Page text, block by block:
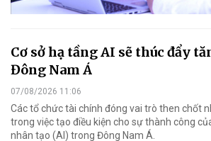
Cơ sở hạ tầng AI sẽ thúc đẩy
Đông Nam Á
07/08/2026 11:06
Các tổ chức tài chính đóng vai trò then chốt
trong việc tạo điều kiện cho sự thành công
nhân tạo (AI) trong Đông Nam Á.